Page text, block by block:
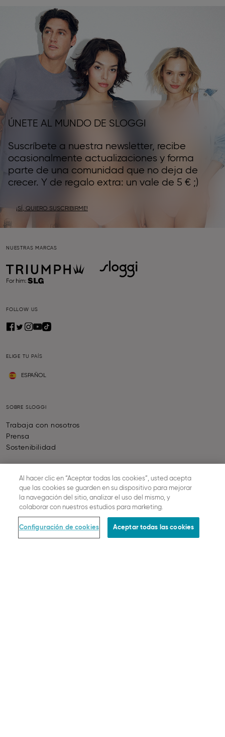
ÚNETE AL MUNDO DE SLOGGI
Suscríbete a nuestra newsletter, recibe
ocasionalmente actualizaciones y forma
parte de una comunidad que no deja de
crecer. Y de regalo extra: un vale de 5 € ;)
¡SÍ, QUIERO SUSCRIBIRME!
NUESTRAS MARCAS
FOLLOW US
ELIGE TU PAÍS
ESPAÑOL
SOBRE SLOGGI
Trabaja con nosotros
Prensa
Sostenibilidad
AYUDA & INFORMACIÓN
Ayuda y contacto
Calculadora de la talla de sujetador
Preguntas frecuentes
Guía de producto
Al hacer clic en “Aceptar todas las cookies”, usted acepta
que las cookies se guarden en su dispositivo para mejorar
la navegación del sitio, analizar el uso del mismo, y
colaborar con nuestros estudios para marketing.
Configuración de cookies Aceptar todas las cookies